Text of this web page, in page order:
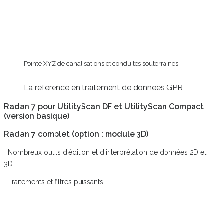
Pointé XYZ de canalisations et conduites souterraines
La référence en traitement de données GPR
Radan 7 pour UtilityScan DF et UtilityScan Compact
(version basique)
Radan 7 complet (option : module 3D)
Nombreux outils d’édition et d’interprétation de données 2D et
3D
Traitements et filtres puissants